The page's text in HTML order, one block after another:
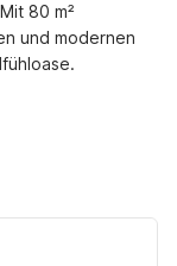
80 m²
und modernen